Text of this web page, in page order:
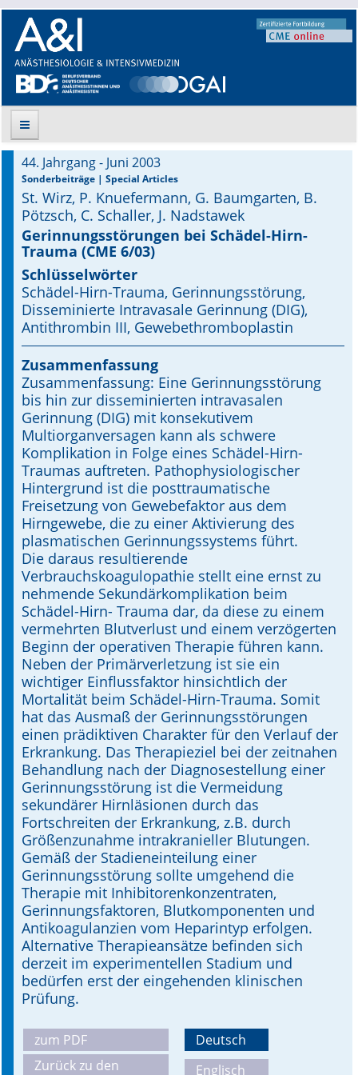
Suche
Aktuelle Ausgabe
Leitlinien
Archiv
Supplements
Online First
A&I English
Mediadaten
Autoren-Service
Bestell-Service
Stellenmarkt
Kongresskalender
44. Jahrgang - Juni 2003
Sonderbeiträge | Special Articles
St. Wirz, P. Knuefermann, G. Baumgarten, B.
Pötzsch, C. Schaller, J. Nadstawek
Gerinnungsstörungen bei Schädel-Hirn-
Trauma (CME 6/03)
Schlüsselwörter
Schädel-Hirn-Trauma, Gerinnungsstörung,
Disseminierte Intravasale Gerinnung (DIG),
Antithrombin III, Gewebethromboplastin
Zusammenfassung
Zusammenfassung: Eine Gerinnungsstörung
bis hin zur disseminierten intravasalen
Gerinnung (DIG) mit konsekutivem
Multiorganversagen kann als schwere
Komplikation in Folge eines Schädel-Hirn-
Traumas auftreten. Pathophysiologischer
Hintergrund ist die posttraumatische
Freisetzung von Gewebefaktor aus dem
Hirngewebe, die zu einer Aktivierung des
plasmatischen Gerinnungssystems führt.
Die daraus resultierende
Verbrauchskoagulopathie stellt eine ernst zu
nehmende Sekundärkomplikation beim
Schädel-Hirn- Trauma dar, da diese zu einem
vermehrten Blutverlust und einem verzögerten
Beginn der operativen Therapie führen kann.
Neben der Primärverletzung ist sie ein
wichtiger Einflussfaktor hinsichtlich der
Mortalität beim Schädel-Hirn-Trauma. Somit
hat das Ausmaß der Gerinnungsstörungen
einen prädiktiven Charakter für den Verlauf der
Erkrankung. Das Therapieziel bei der zeitnahen
Behandlung nach der Diagnosestellung einer
Gerinnungsstörung ist die Vermeidung
sekundärer Hirnläsionen durch das
Fortschreiten der Erkrankung, z.B. durch
Größenzunahme intrakranieller Blutungen.
Gemäß der Stadieneinteilung einer
Gerinnungsstörung sollte umgehend die
Therapie mit Inhibitorenkonzentraten,
Gerinnungsfaktoren, Blutkomponenten und
Antikoagulanzien vom Heparintyp erfolgen.
Alternative Therapieansätze befinden sich
derzeit im experimentellen Stadium und
bedürfen erst der eingehenden klinischen
Prüfung.
zum PDF
Zurück zu den
Deutsch
Englisch